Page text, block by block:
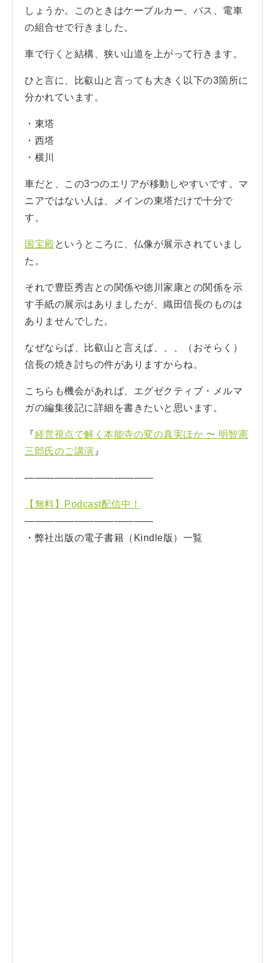
しょうか。このときはケーブルカー、バス、電車
の組合せで行きました。
車で行くと結構、狭い山道を上がって行きます。
ひと言に、比叡山と言っても大きく以下の3箇所に
分かれています。
・東塔
・西塔
・横川
車だと、この3つのエリアが移動しやすいです。マ
ニアではない人は、メインの東塔だけで十分で
す。
国宝殿というところに、仏像が展示されていまし
た。
それで豊臣秀吉との関係や徳川家康との関係を示
す手紙の展示はありましたが、織田信長のものは
ありませんでした。
なぜならば、比叡山と言えば、、、（おそらく）
信長の焼き討ちの件がありますからね。
こちらも機会があれば、エグゼクティブ・メルマ
ガの編集後記に詳細を書きたいと思います。
『経営視点で解く本能寺の変の真実ほか 〜 明智憲
三郎氏のご講演 』
—————————————
【無料】Podcast配信中！
—————————————
・弊社出版の電子書籍（Kindle版）一覧